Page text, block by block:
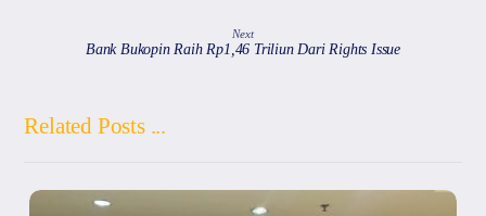
Next
Bank Bukopin Raih Rp1,46 Triliun Dari Rights Issue
Related Posts ...